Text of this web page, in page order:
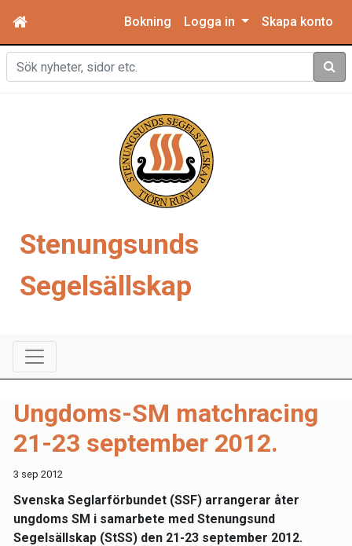
Bokning Logga in Skapa konto
Sök
Stenungsunds
Segelsällskap
Ungdoms-SM matchracing
21-23 september 2012.
3 sep 2012
Svenska Seglarförbundet (SSF) arrangerar åter
ungdoms SM i samarbete med Stenungsund
Segelsällskap (StSS) den 21-23 september 2012.